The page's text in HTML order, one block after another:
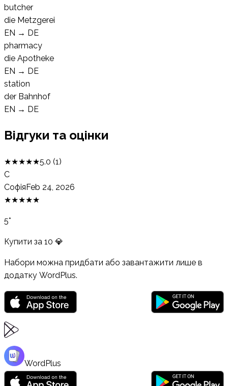
butcher
die Metzgerei
EN → DE
pharmacy
die Apotheke
EN → DE
station
der Bahnhof
EN → DE
Відгуки та оцінки
★★★★★5.0 (1)
С
СофіяFeb 24, 2026
★★★★★
5*
Купити за 10 💎
Набори можна придбати або завантажити лише в
додатку WordPlus.
WordPlus